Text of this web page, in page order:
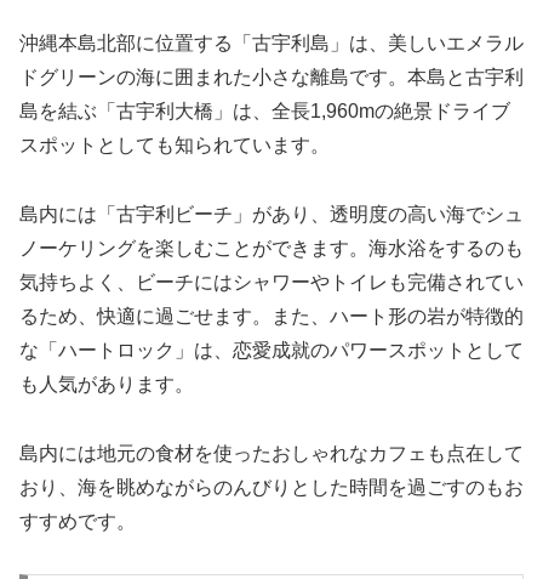
沖縄本島北部に位置する「古宇利島」は、美しいエメラル
ドグリーンの海に囲まれた小さな離島です。本島と古宇利
島を結ぶ「古宇利大橋」は、全長1,960mの絶景ドライブ
スポットとしても知られています。
島内には「古宇利ビーチ」があり、透明度の高い海でシュ
ノーケリングを楽しむことができます。海水浴をするのも
気持ちよく、ビーチにはシャワーやトイレも完備されてい
るため、快適に過ごせます。また、ハート形の岩が特徴的
な「ハートロック」は、恋愛成就のパワースポットとして
も人気があります。
島内には地元の食材を使ったおしゃれなカフェも点在して
おり、海を眺めながらのんびりとした時間を過ごすのもお
すすめです。